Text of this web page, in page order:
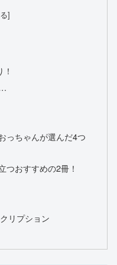
っちゃんが選んだ4つ
つおすすめの2冊！
リプション